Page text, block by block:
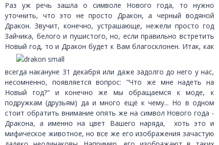
Раз уж речь зашла о символе Нового года, то нужно
уточнить, что это не просто Дракон, а черный водяной
Дракон. Звучит, конечно, устрашающе, нежели просто год
Зайчика, белого и пушистого, но, если правильно встретить
Новый год, то и Дракон будет к Вам благосклонен. Итак, как
всегда накануне 31 декабря или даже задолго до него у нас,
несомненно, появляется вопрос: "Что же мне надеть на
Новый год?" и конечно же мы обращаемся к моде, к
подружкам (друзьям) да и много ещё к чему... Но в одном
стоит обратить внимание опять же на символ Нового года -
Дракона, а именно на цвет Вашего наряда, хоть это и
мифическое животное, но все же его изображения зачастую